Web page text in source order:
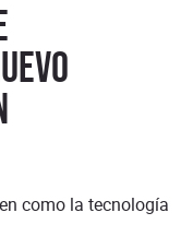
como la tecnología